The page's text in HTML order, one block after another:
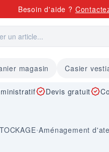
Besoin d'aide ?
magasin Casier
Devis gratuit
•Aménagement